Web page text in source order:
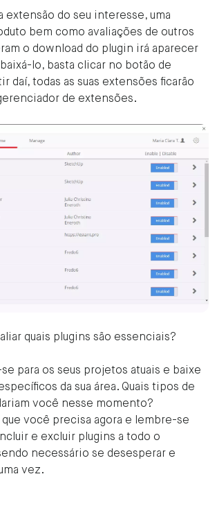
extensão do seu interesse, uma
bem como avaliações de outros
o download do plugin irá aparecer
baixá-lo, basta clicar no botão de
daí, todas as suas extensões ficarão
de extensões.
quais plugins são essenciais?
para os seus projetos atuais e baixe
da sua área. Quais tipos de
você nesse momento?
você precisa agora e lembre-se
e excluir plugins a todo o
necessário se desesperar e
vez.